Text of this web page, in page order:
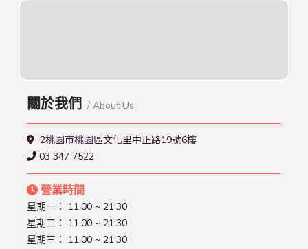
關於我們 / About Us
2桃園市桃園區文化里中正路19號6樓
03 347 7522
營業時間
星期一： 11:00 ~ 21:30
星期二： 11:00 ~ 21:30
星期三： 11:00 ~ 21:30